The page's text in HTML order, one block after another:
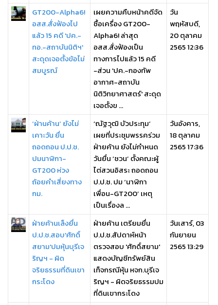
GT200-Alpha6!
อสส.สั่งฟ้องไป
แล้ว 15 คดี 'ปค.-
ทอ.-สถาบันนิติฯ'
สะดุดเจอตั้งข้อไม่
สมบูรณ์
เผยความคืบหน้าคดีจัด
ซื้อเครื่อง GT200-
Alpha6! ล่าสุด
อสส.สั่งฟ้องเป็น
ทางการไปแล้ว 15 คดี
-ส่วน 'ปค.-กองทัพ
อากาศ-สถาบัน
นิติวิทยาศาสตร์' สะดุด
เจอตั้งข ...
วัน
พฤหัสบดี,
20 ตุลาคม
2565 12:36
‘ฝ่านค้าน’ ยังไม่
เคาะวัน ยื่น
ถอดถอน ป.ป.ช.
ปมนาฬิกา-
GT200 ห่วง
ถ้อยคำเสี่ยงทาง
กม.
‘ณัฐวุฒิ บัวประทุม’
เผยที่ประชุมพรรคร่วม
ฝ่ายค้าน ยังไม่กำหนด
วันยื่น ‘ชวน’ ตั้งคณะผู้
ไต่สวนอิสระ ถอดถอน
ป.ป.ช. ปม ‘นาฬิกา
เพื่อน-GT200’ เหตุ
เป็นเรื่องล ...
วันอังคาร,
18 ตุลาคม
2565 17:36
ฝ่ายค้านเล็งยื่น
ป.ป.ช.สอบ'ศักดิ์
สยาม'ปมหุ้นบุรีเจ
ริญฯ - ผิด
จริยธรรมที่ดินเขา
กระโดง
ฝ่ายค้าน เตรียมยื่น
ป.ป.ช.สัปดาห์หน้า
ตรวจสอบ 'ศักดิ์สยาม'
แสดงบัญชีทรัพย์สิน
เท็จกรณีหุ้น หจก.บุรีเจ
ริญฯ - ผิดจริยธรรมปม
ที่ดินเขากระโดง
วันเสาร์, 03
กันยายน
2565 13:29